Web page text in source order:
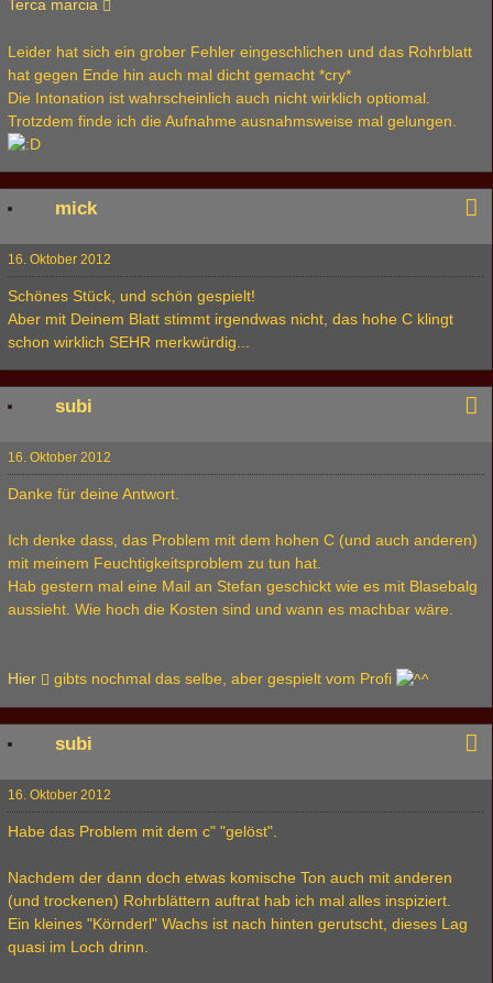
Terca marcia
Leider hat sich ein grober Fehler eingeschlichen und das Rohrblatt
hat gegen Ende hin auch mal dicht gemacht *cry*
Die Intonation ist wahrscheinlich auch nicht wirklich optiomal.
Trotzdem finde ich die Aufnahme ausnahmsweise mal gelungen.
mick
16. Oktober 2012
Schönes Stück, und schön gespielt!
Aber mit Deinem Blatt stimmt irgendwas nicht, das hohe C klingt
schon wirklich SEHR merkwürdig...
subi
16. Oktober 2012
Danke für deine Antwort.
Ich denke dass, das Problem mit dem hohen C (und auch anderen)
mit meinem Feuchtigkeitsproblem zu tun hat.
Hab gestern mal eine Mail an Stefan geschickt wie es mit Blasebalg
aussieht. Wie hoch die Kosten sind und wann es machbar wäre.
Hier gibts nochmal das selbe, aber gespielt vom Profi
subi
16. Oktober 2012
Habe das Problem mit dem c" "gelöst".
Nachdem der dann doch etwas komische Ton auch mit anderen
(und trockenen) Rohrblättern auftrat hab ich mal alles inspiziert.
Ein kleines "Körnderl" Wachs ist nach hinten gerutscht, dieses Lag
quasi im Loch drinn.